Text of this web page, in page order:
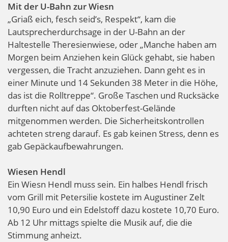
Mit der U-Bahn zur Wiesn
„Griaß eich, fesch seid’s, Respekt“, kam die
Lautsprecherdurchsage in der U-Bahn an der
Haltestelle Theresienwiese, oder „Manche haben am
Morgen beim Anziehen kein Glück gehabt, sie haben
vergessen, die Tracht anzuziehen. Dann geht es in
einer Minute und 14 Sekunden 38 Meter in die Höhe,
das ist die Rolltreppe“. Große Taschen und Rucksäcke
durften nicht auf das Oktoberfest-Gelände
mitgenommen werden. Die Sicherheitskontrollen
achteten streng darauf. Es gab keinen Stress, denn es
gab Gepäckaufbewahrungen.
Wiesen Hendl
Ein Wiesn Hendl muss sein. Ein halbes Hendl frisch
vom Grill mit Petersilie kostete im Augustiner Zelt
10,90 Euro und ein Edelstoff dazu kostete 10,70 Euro.
Ab 12 Uhr mittags spielte die Musik auf, die die
Stimmung anheizt.